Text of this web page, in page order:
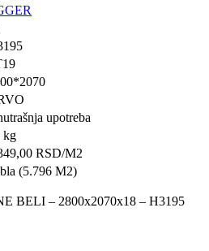
upotreba
kg
RSD/M2
(5.796 M2)
BELI – 2800x2070x18 – H3195